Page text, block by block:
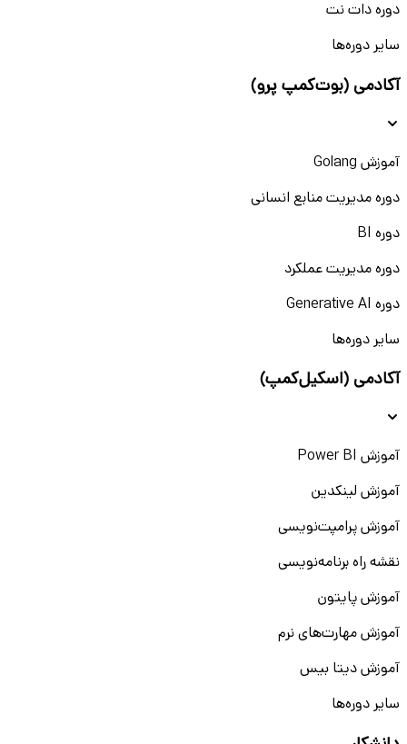
دوره دات نت
سایر دوره‌ها
آکادمی (بوت‌کمپ پرو)
آموزش Golang
دوره مدیریت منابع انسانی
دوره BI
دوره مدیریت عملکرد
دوره Generative AI
سایر دوره‌ها
آکادمی (اسکیل‌کمپ)
آموزش Power BI
آموزش لینکدین
آموزش پرامپت‌نویسی
نقشه راه برنامه‌نویسی
آموزش پایتون
آموزش مهارت‌های نرم
آموزش دیتا بیس
سایر دوره‌ها